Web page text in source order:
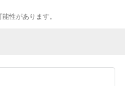
性があります。